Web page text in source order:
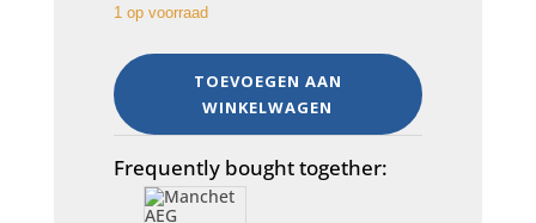
1 op voorraad
Manchet
AEG
A006384
EPDM,
wasmachine
onderdeel
TOEVOEGEN AAN
WINKELWAGEN
Frequently bought together: